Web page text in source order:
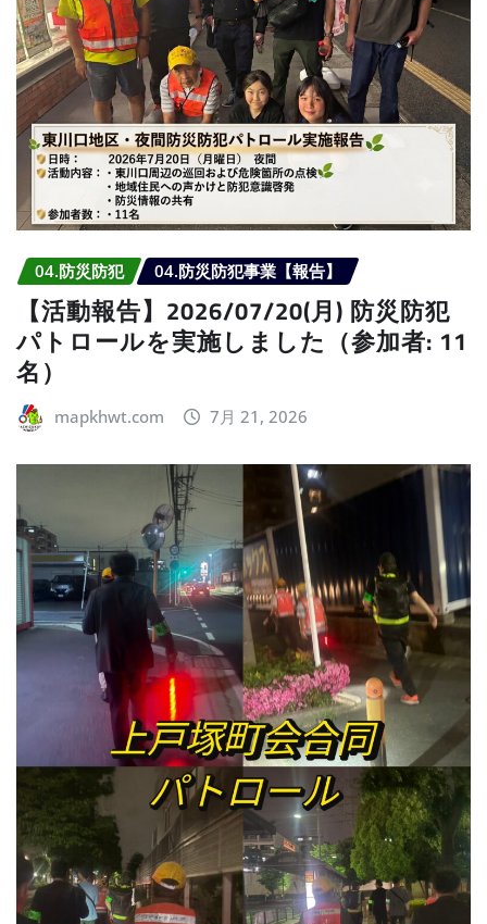
04.防災防犯 04.防災防犯事業【報告】
【活動報告】2026/07/20(月) 防災防犯
パトロールを実施しました（参加者: 11
名）
mapkhwt.com 7月 21, 2026